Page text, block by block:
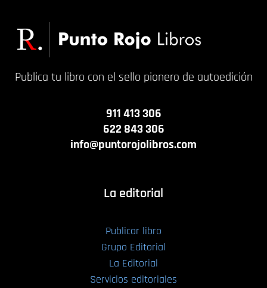
Publica tu libro con el sello pionero de autoedición
911 413 306
622 843 306
info@puntorojolibros.com
La editorial
Publicar libro
Grupo Editorial
La Editorial
Servicios editoriales